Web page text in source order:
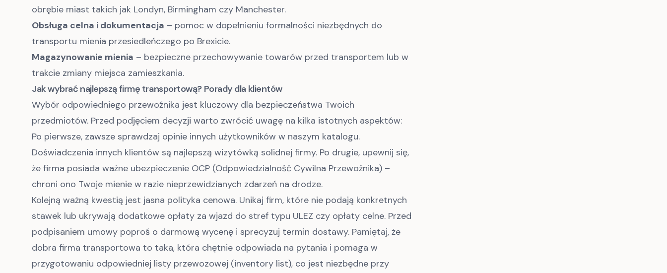
obrębie miast takich jak Londyn, Birmingham czy Manchester.
Obsługa celna i dokumentacja – pomoc w dopełnieniu formalności niezbędnych do
transportu mienia przesiedleńczego po Brexicie.
Magazynowanie mienia – bezpieczne przechowywanie towarów przed transportem lub w
trakcie zmiany miejsca zamieszkania.
Jak wybrać najlepszą firmę transportową? Porady dla klientów
Wybór odpowiedniego przewoźnika jest kluczowy dla bezpieczeństwa Twoich
przedmiotów. Przed podjęciem decyzji warto zwrócić uwagę na kilka istotnych aspektów:
Po pierwsze, zawsze sprawdzaj opinie innych użytkowników w naszym katalogu.
Doświadczenia innych klientów są najlepszą wizytówką solidnej firmy. Po drugie, upewnij się,
że firma posiada ważne ubezpieczenie OCP (Odpowiedzialność Cywilna Przewoźnika) –
chroni ono Twoje mienie w razie nieprzewidzianych zdarzeń na drodze.
Kolejną ważną kwestią jest jasna polityka cenowa. Unikaj firm, które nie podają konkretnych
stawek lub ukrywają dodatkowe opłaty za wjazd do stref typu ULEZ czy opłaty celne. Przed
podpisaniem umowy poproś o darmową wycenę i sprecyzuj termin dostawy. Pamiętaj, że
dobra firma transportowa to taka, która chętnie odpowiada na pytania i pomaga w
przygotowaniu odpowiedniej listy przewozowej (inventory list), co jest niezbędne przy